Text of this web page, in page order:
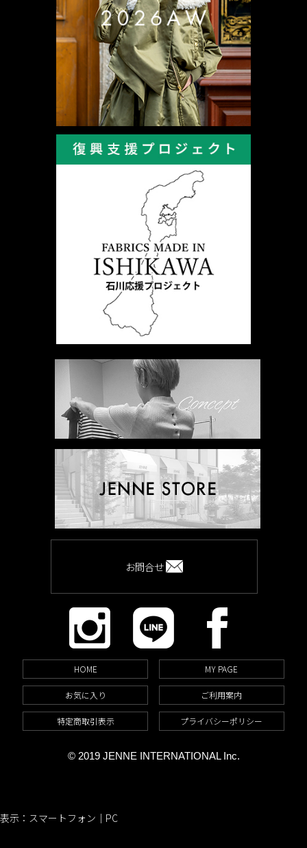
お問合せ
HOME MY PAGE
お気に入り ご利用案内
特定商取引表示 プライバシーポリシー
© 2019 JENNE INTERNATIONAL Inc.
表示：スマートフォン｜ PC